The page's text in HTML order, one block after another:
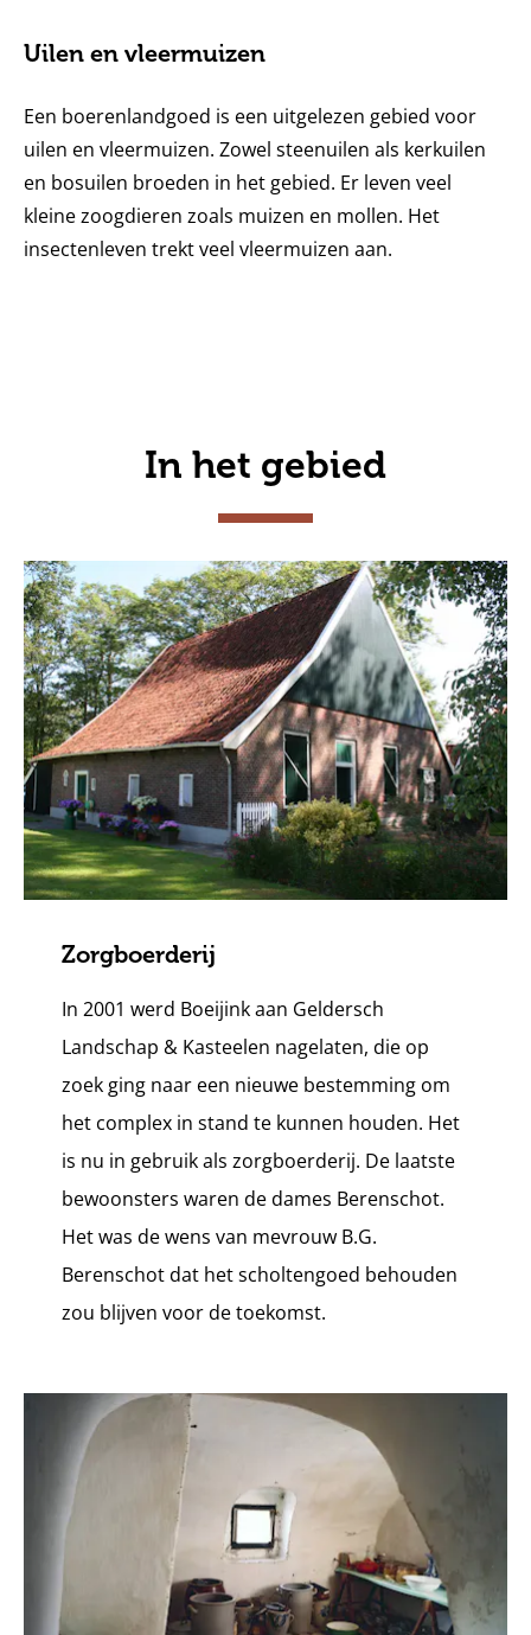
Uilen en vleermuizen
Een boerenlandgoed is een uitgelezen gebied voor
uilen en vleermuizen. Zowel steenuilen als kerkuilen
en bosuilen broeden in het gebied. Er leven veel
kleine zoogdieren zoals muizen en mollen. Het
insectenleven trekt veel vleermuizen aan.
In het gebied
Zorgboerderij
In 2001 werd Boeijink aan Geldersch
Landschap & Kasteelen nagelaten, die op
zoek ging naar een nieuwe bestemming om
het complex in stand te kunnen houden. Het
is nu in gebruik als zorgboerderij. De laatste
bewoonsters waren de dames Berenschot.
Het was de wens van mevrouw B.G.
Berenschot dat het scholtengoed behouden
zou blijven voor de toekomst.